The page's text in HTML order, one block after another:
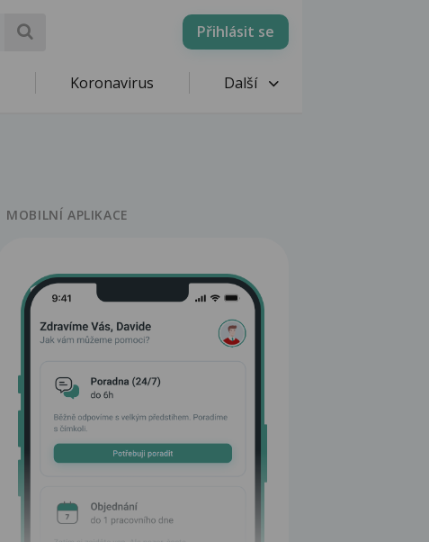
Přihlásit se
Koronavirus Další
MOBILNÍ APLIKACE